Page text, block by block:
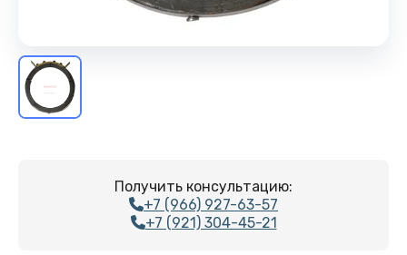
Получить консультацию:
+7 (966) 927-63-57
+7 (921) 304-45-21